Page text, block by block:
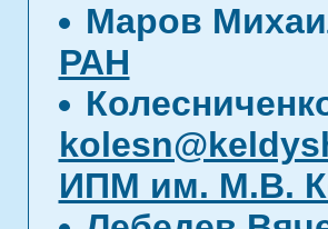
Маров
РАН
ИПМ им. М.В.